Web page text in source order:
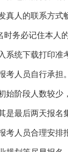
真人的联系方式
时务必记住本人
系统下载打印准
考人员自行承担。
始阶段人数较少
是最后两天报名
考人员合理安排